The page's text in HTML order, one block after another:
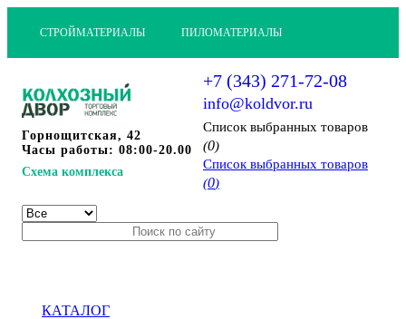
СТРОЙМАТЕРИАЛЫ ПИЛОМАТЕРИАЛЫ
Горнощитская, 42
Часы работы: 08:00-20.00
Схема комплекса
+7 (343) 271-72-08
info@koldvor.ru
Cписок выбранных товаров
(0)
Cписок выбранных товаров
(0)
КАТАЛОГ